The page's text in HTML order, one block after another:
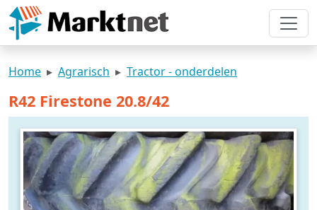
Home Agrarisch Tractor - onderdelen
R42 Firestone 20.8/42